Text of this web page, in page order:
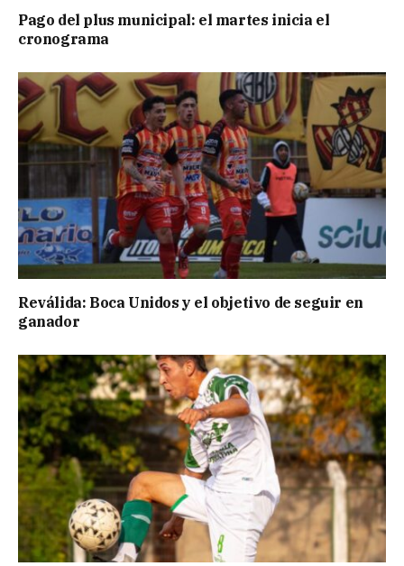
Pago del plus municipal: el martes inicia el
cronograma
Reválida: Boca Unidos y el objetivo de seguir en
ganador